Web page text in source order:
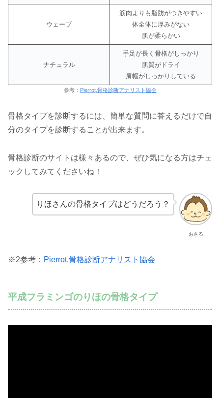
ウェーブ
筋肉よりも脂肪がつきやすい
体全体に厚みがない
肌が柔らかい
ナチュラル
手足が長く骨格がしっかり
肌質がドライ
肩幅がしっかりしている
参考： Pierrot,骨格診断アナリスト協会
骨格タイプを診断するには、簡単な質問に答えるだけで自
分のタイプを診断することが出来ます。
骨格診断のサイトは様々あるので、ぜひ気になる方はチェ
ックしてみてくださいね！
おさる
りほさんの骨格タイプはどうだろう？
※2参考： Pierrot,骨格診断アナリスト協会
平成フラミンゴのりほの骨格タイプ